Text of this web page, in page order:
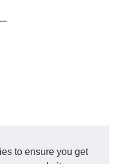
to ensure you get